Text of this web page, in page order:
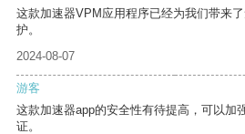
这款加速器VPM应用程序已经为我们带来
护。
2024-08-07
游客
这款加速器app的安全性有待提高，可以加
证。